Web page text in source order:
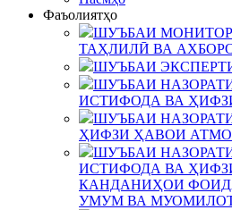
Фаъолиятҳо
ШУЪБАИ
ТАҲЛИЛӢ ВА
ШУЪБАИ
ШУЪБАИ
ИСТИФОДА ВА
ШУЪБАИ
ҲИФЗИ ҲАВОИ
ШУЪБАИ
ИСТИФОДА ВА
КАНДАНИҲОИ
УМУМ ВА